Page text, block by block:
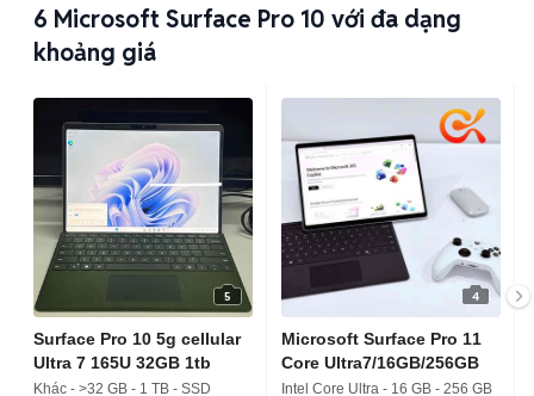
6 Microsoft Surface Pro 10 với đa dạng
khoảng giá
5
Surface Pro 10 5g cellular
Ultra 7 165U 32GB 1tb
Khác - >32 GB - 1 TB - SSD
4
Microsoft Surface Pro 11
Core Ultra7/16GB/256GB
Intel Core Ultra - 16 GB - 256 GB